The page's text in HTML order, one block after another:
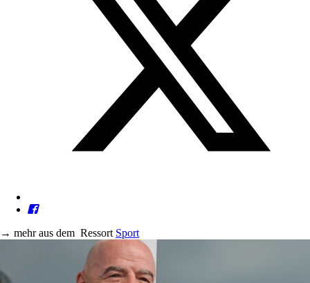
→ mehr aus dem Ressort Sport